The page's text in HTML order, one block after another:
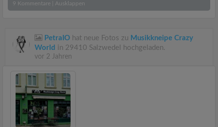
9 Kommentare Ausklappen
PetraIO hat neue Fotos zu Musikkneipe Crazy
World in 29410 Salzwedel hochgeladen.
vor 2 Jahren